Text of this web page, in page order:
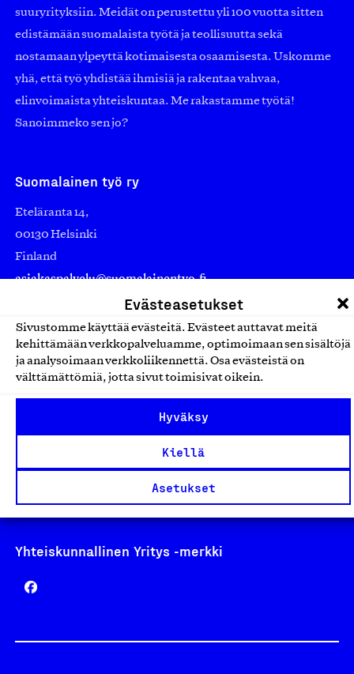
Evästeasetukset
Sivustomme käyttää evästeitä. Evästeet auttavat meitä
kehittämään verkkopalveluamme, optimoimaan sen sisältöjä
ja analysoimaan verkkoliikennettä. Osa evästeistä on
välttämättömiä, jotta sivut toimisivat oikein.
Hyväksy
Kiellä
Asetukset
suuryrityksiin. Meidät on perustettu yli 100 vuotta sitten
edistämään suomalaista työtä ja teollisuutta sekä
nostamaan ylpeyttä kotimaisesta osaamisesta. Uskomme
yhä, että työ yhdistää ihmisiä ja rakentaa vahvaa,
elinvoimaista yhteiskuntaa. Me rakastamme työtä!
Sanoimmeko sen jo?
Suomalainen työ ry
Eteläranta 14,
00130 Helsinki
Finland
asiakaspalvelu@suomalainentyo.fi
laskutus@suomalainentyo.fi
Avainlippu
Design From Finland
Yhteiskunnallinen Yritys -merkki